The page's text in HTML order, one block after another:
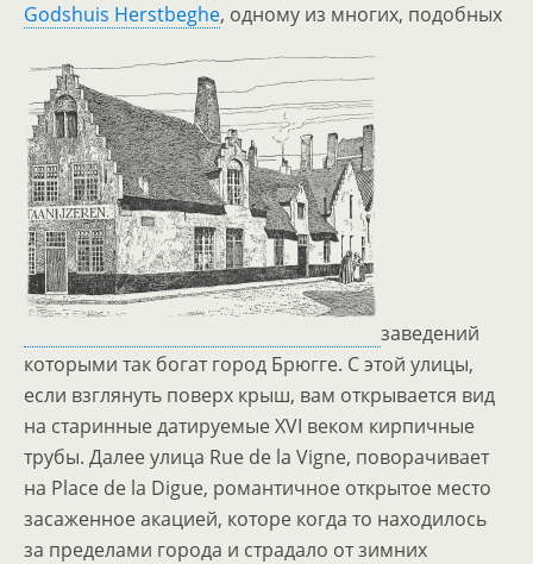
Godshuis Herstbeghe, одному из многих, подобных
заведений
которыми так богат город Брюгге. С этой улицы,
если взглянуть поверх крыш, вам открывается вид
на старинные датируемые XVI веком кирпичные
трубы. Далее улица Rue de la Vigne, поворачивает
на Place de la Digue, романтичное открытое место
засаженное акацией, которе когда то находилось
за пределами города и страдало от зимних